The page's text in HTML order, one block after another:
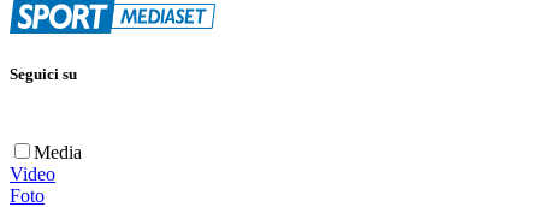
Seguici su
Media
Video
Foto